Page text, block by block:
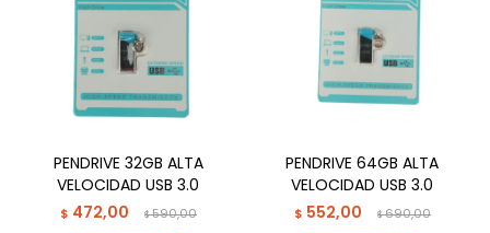
PENDRIVE 32GB ALTA
VELOCIDAD USB 3.0
$ 472,00 $590,00
PENDRIVE 64GB ALTA
VELOCIDAD USB 3.0
$ 552,00 $690,00